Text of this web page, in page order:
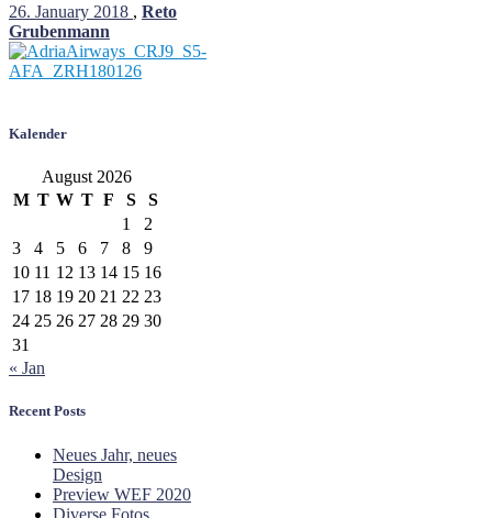
26. January 2018 , Reto
Grubenmann
Kalender
August 2026
M T W T F S
S
1
2
3
4 5 6 7 8
9
10 11 12 13 14 15 16
17 18 19 20 21 22 23
24 25 26 27 28 29 30
31
« Jan
Recent Posts
Neues Jahr, neues
Design
Preview WEF 2020
Diverse Fotos